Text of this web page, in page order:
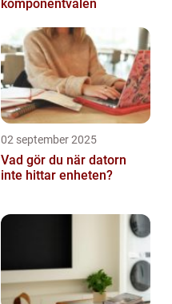
komponentvalen
02 september 2025
Vad gör du när datorn
inte hittar enheten?